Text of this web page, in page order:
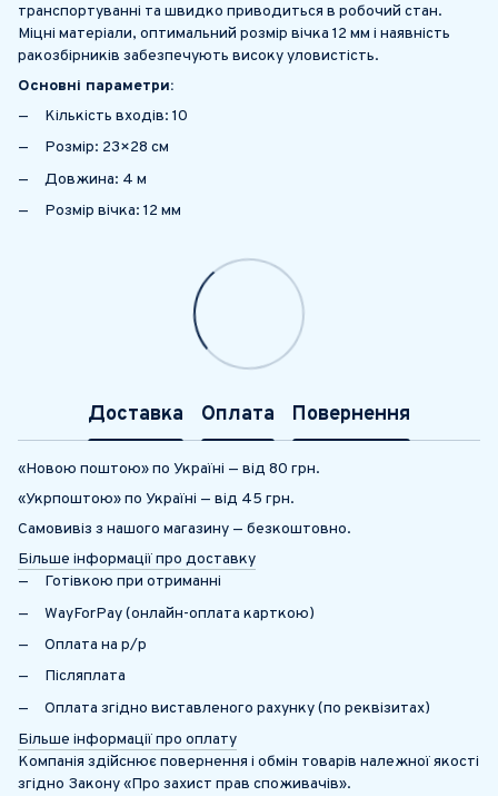
транспортуванні та швидко приводиться в робочий стан.
Міцні матеріали, оптимальний розмір вічка 12 мм і наявність
ракозбірників забезпечують високу уловистість.
Основні параметри:
Кількість входів: 10
Розмір: 23×28 см
Довжина: 4 м
Розмір вічка: 12 мм
Доставка Оплата Повернення
«Новою поштою» по Україні — від 80 грн.
«Укрпоштою» по Україні — від 45 грн.
Самовивіз з нашого магазину — безкоштовно.
Більше інформації про доставку
Готівкою при отриманні
WayForPay (онлайн-оплата карткою)
Оплата на р/р
Післяплата
Оплата згідно виставленого рахунку (по реквізитах)
Більше інформації про оплату
Компанія здійснює повернення і обмін товарів належної якості
згідно Закону «Про захист прав споживачів».